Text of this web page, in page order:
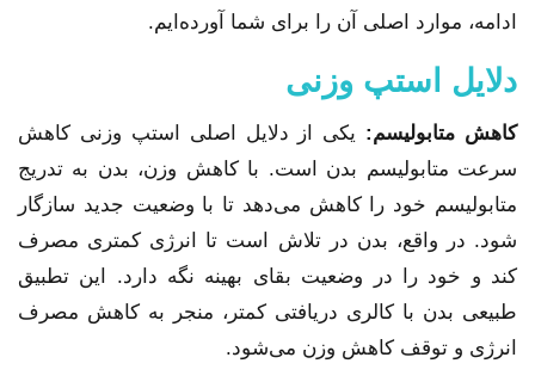
ادامه، موارد اصلی آن را برای شما آورده‌ایم.
دلایل استپ وزنی
کاهش متابولیسم: یکی از دلایل اصلی استپ وزنی کاهش
سرعت متابولیسم بدن است. با کاهش وزن، بدن به تدریج
متابولیسم خود را کاهش می‌دهد تا با وضعیت جدید سازگار
شود. در واقع، بدن در تلاش است تا انرژی کمتری مصرف
کند و خود را در وضعیت بقای بهینه نگه دارد. این تطبیق
طبیعی بدن با کالری دریافتی کمتر، منجر به کاهش مصرف
انرژی و توقف کاهش وزن می‌شود.